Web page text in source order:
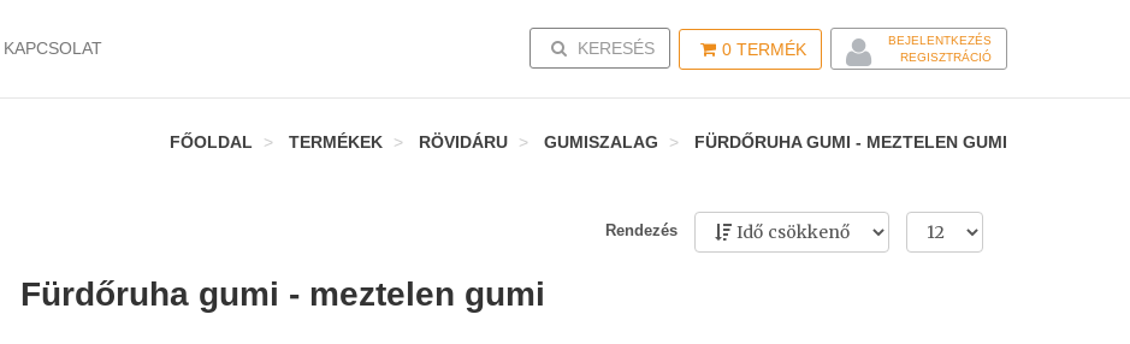
KAPCSOLAT 0 TERMÉK
BEJELENTKEZÉS
REGISZTRÁCIÓ
TOGGLE SEARCH
KERESÉS
FŐOLDAL TERMÉKEK RÖVIDÁRU GUMISZALAG FÜRDŐRUHA GUMI - MEZTELEN GUMI
Rendezés
Fürdőruha gumi - meztelen gumi